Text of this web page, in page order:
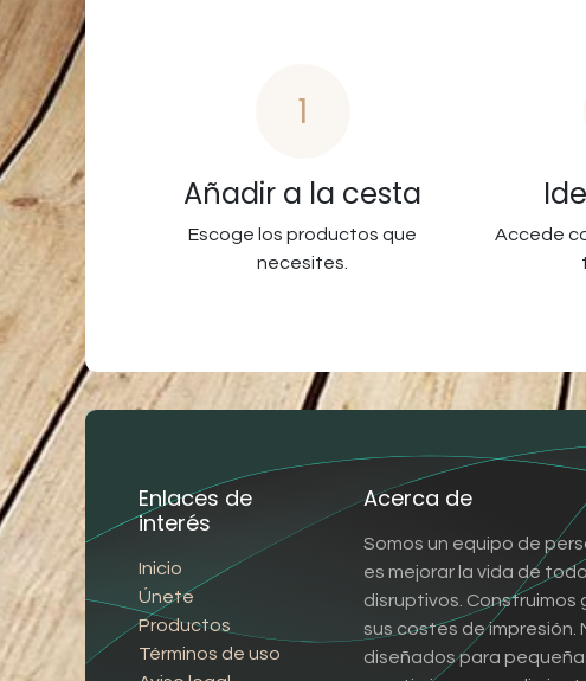
1
Añadir a la cesta
Escoge los productos que
necesites.
Accede
Enlaces de
interés
Inicio
Únete
Productos
Términos de uso
Acerca de
Somos un equipo de
es mejorar la vida de
disruptivos.
sus costes de
diseñados para